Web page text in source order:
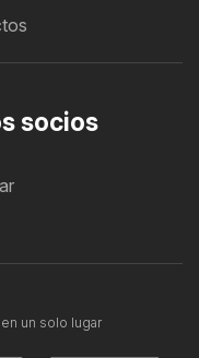
socios
un solo lugar